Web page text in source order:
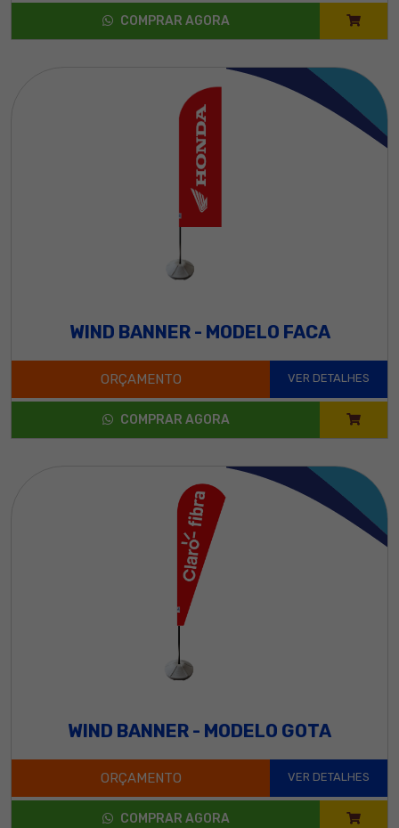
COMPRAR AGORA
WIND BANNER - MODELO FACA
ORÇAMENTO VER DETALHES
COMPRAR AGORA
WIND BANNER - MODELO GOTA
ORÇAMENTO VER DETALHES
COMPRAR AGORA